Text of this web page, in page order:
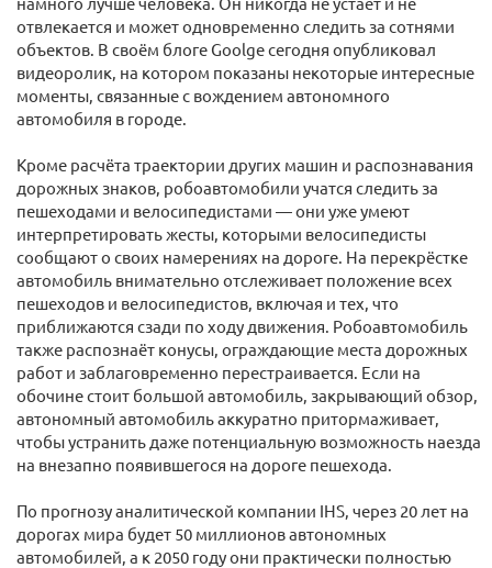
отвлекается и может одновременно следить за сотнями
объектов. В своём блоге Goolge сегодня опубликовал
видеоролик, на котором показаны некоторые интересные
моменты, связанные с вождением автономного
автомобиля в городе.
Кроме расчёта траектории других машин и распознавания
дорожных знаков, робоавтомобили учатся следить за
пешеходами и велосипедистами — они уже умеют
интерпретировать жесты, которыми велосипедисты
сообщают о своих намерениях на дороге. На перекрёстке
автомобиль внимательно отслеживает положение всех
пешеходов и велосипедистов, включая и тех, что
приближаются сзади по ходу движения. Робоавтомобиль
также распознаёт конусы, ограждающие места дорожных
работ и заблаговременно перестраивается. Если на
обочине стоит большой автомобиль, закрывающий обзор,
автономный автомобиль аккуратно притормаживает,
чтобы устранить даже потенциальную возможность наезда
на внезапно появившегося на дороге пешехода.
По прогнозу аналитической компании IHS, через 20 лет на
дорогах мира будет 50 миллионов автономных
автомобилей, а к 2050 году они практически полностью